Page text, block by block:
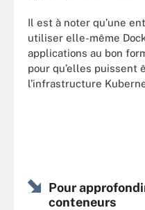
Il est à noter qu’une
utiliser elle-même
applications au bon
pour qu’elles puissent
l’infrastructure
Pour
conteneurs